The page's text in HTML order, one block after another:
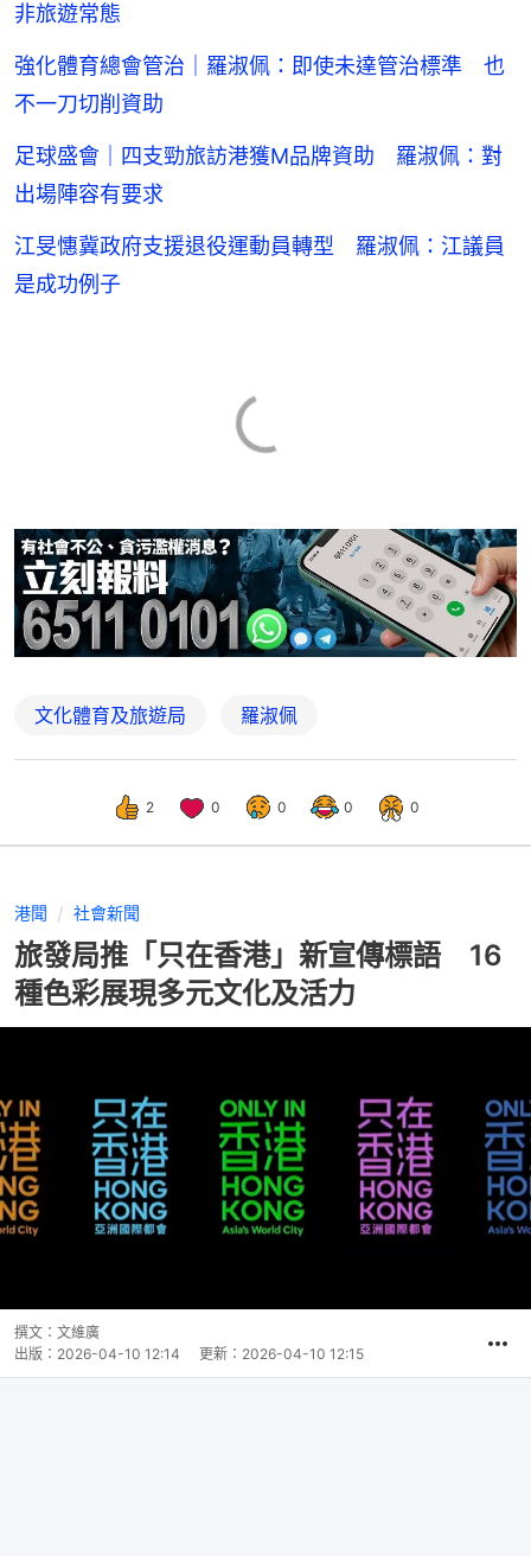
非旅遊常態
強化體育總會管治｜羅淑佩：即使未達管治標準 也
不一刀切削資助
足球盛會｜四支勁旅訪港獲M品牌資助 羅淑佩：對
出場陣容有要求
江旻憓冀政府支援退役運動員轉型 羅淑佩：江議員
是成功例子
文化體育及旅遊局 羅淑佩
2 0 0 0 0
港聞 社會新聞
旅發局推「只在香港」新宣傳標語 16
種色彩展現多元文化及活力
撰文： 文維廣
出版： 2026-04-10 12:14 更新： 2026-04-10 12:15